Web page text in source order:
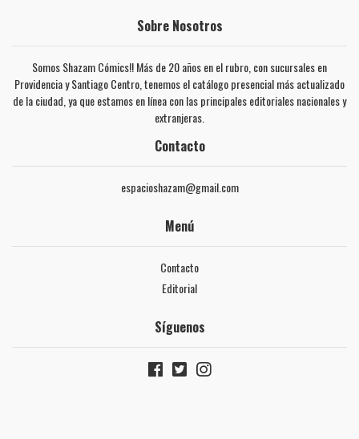
Sobre Nosotros
Somos Shazam Cómics!! Más de 20 años en el rubro, con sucursales en
Providencia y Santiago Centro, tenemos el catálogo presencial más actualizado
de la ciudad, ya que estamos en línea con las principales editoriales nacionales y
extranjeras.
Contacto
espacioshazam@gmail.com
Menú
Contacto
Editorial
Síguenos